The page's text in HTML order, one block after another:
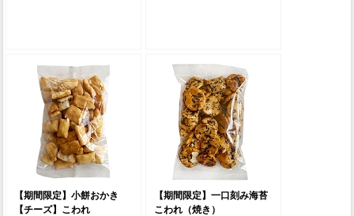
【期間限定】小餅おかき
【チーズ】こわれ
【期間限定】一口刻み海苔
こわれ（焼き）